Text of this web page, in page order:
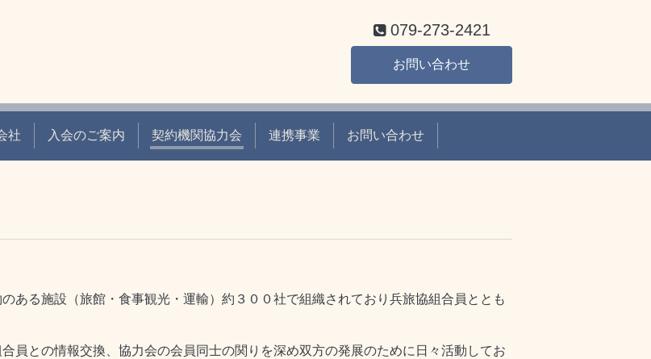
079-273-2421
お問い合わせ
社 入会のご案内 契約機関協力会 連携事業 お問い合わせ
ある施設（旅館・食事観光・運輸）約３００社で組織されており兵旅協組合員ととも
員との情報交換、協力会の会員同士の関りを深め双方の発展のために日々活動してお